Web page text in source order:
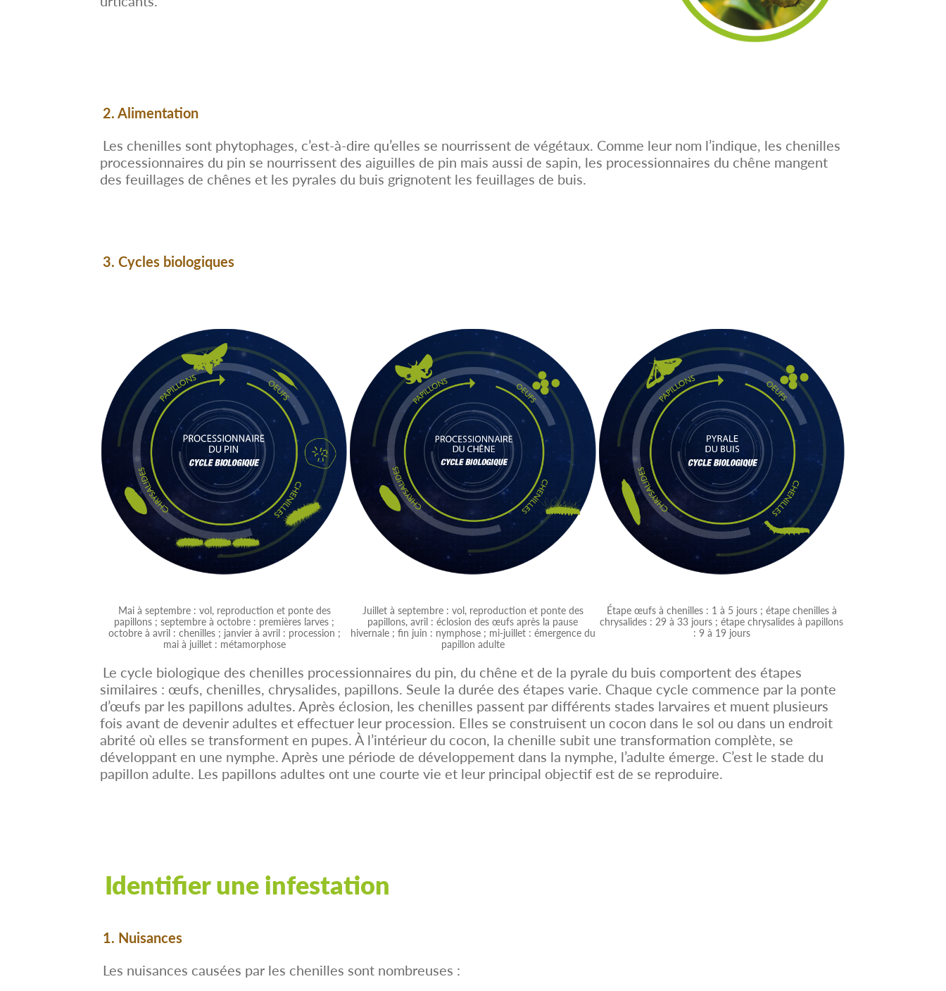
2. Alimentation
Les chenilles sont phytophages, c’est-à-dire qu’elles se nourrissent de végétaux. Comme leur nom l’indique, les chenilles
processionnaires du pin se nourrissent des aiguilles de pin mais aussi de sapin, les processionnaires du chêne mangent
des feuillages de chênes et les pyrales du buis grignotent les feuillages de buis.
3. Cycles biologiques
Mai à septembre : vol, reproduction et ponte des
papillons ; septembre à octobre : premières larves ;
octobre à avril : chenilles ; janvier à avril : procession ;
mai à juillet : métamorphose
Juillet à septembre : vol, reproduction et ponte des
papillons, avril : éclosion des œufs après la pause
hivernale ; fin juin : nymphose ; mi-juillet : émergence du
papillon adulte
Étape œufs à chenilles : 1 à 5 jours ; étape chenilles à
chrysalides : 29 à 33 jours ; étape chrysalides à papillons
: 9 à 19 jours
Le cycle biologique des chenilles processionnaires du pin, du chêne et de la pyrale du buis comportent des étapes
similaires : œufs, chenilles, chrysalides, papillons. Seule la durée des étapes varie. Chaque cycle commence par la ponte
d’œufs par les papillons adultes. Après éclosion, les chenilles passent par différents stades larvaires et muent plusieurs
fois avant de devenir adultes et effectuer leur procession. Elles se construisent un cocon dans le sol ou dans un endroit
abrité où elles se transforment en pupes. À l’intérieur du cocon, la chenille subit une transformation complète, se
développant en une nymphe. Après une période de développement dans la nymphe, l’adulte émerge. C’est le stade du
papillon adulte. Les papillons adultes ont une courte vie et leur principal objectif est de se reproduire.
Identifier une infestation
1. Nuisances
Les nuisances causées par les chenilles sont nombreuses :